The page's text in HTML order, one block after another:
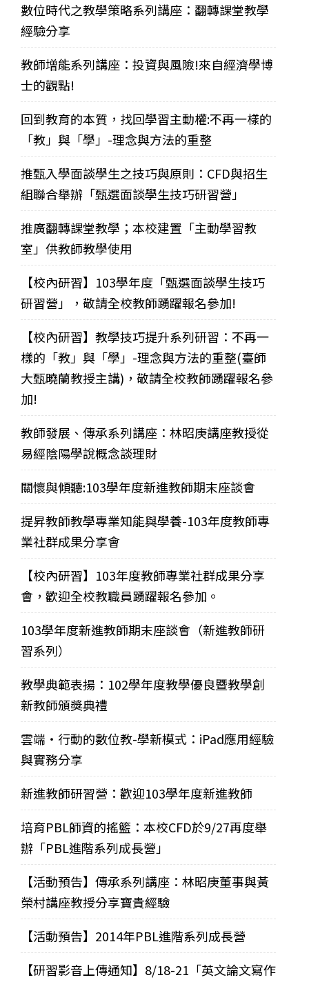
數位時代之教學策略系列講座：翻轉課堂教學
經驗分享
教師增能系列講座：投資與風險!來自經濟學博
士的觀點!
回到教育的本質，找回學習主動權:不再一樣的
「教」與「學」-理念與方法的重整
推甄入學面談學生之技巧與原則：CFD與招生
組聯合舉辦「甄選面談學生技巧研習營」
推廣翻轉課堂教學；本校建置「主動學習教
室」供教師教學使用
【校內研習】103學年度「甄選面談學生技巧
研習營」，敬請全校教師踴躍報名參加!
【校內研習】教學技巧提升系列研習：不再一
樣的「教」與「學」-理念與方法的重整(臺師
大甄曉蘭教授主講)，敬請全校教師踴躍報名參
加!
教師發展、傳承系列講座：林昭庚講座教授從
易經陰陽學說概念談理財
關懷與傾聽:103學年度新進教師期末座談會
提昇教師教學專業知能與學養-103年度教師專
業社群成果分享會
【校內研習】103年度教師專業社群成果分享
會，歡迎全校教職員踴躍報名參加。
103學年度新進教師期末座談會（新進教師研
習系列）
教學典範表揚：102學年度教學優良暨教學創
新教師頒獎典禮
雲端‧行動的數位教-學新模式：iPad應用經驗
與實務分享
新進教師研習營：歡迎103學年度新進教師
培育PBL師資的搖籃：本校CFD於9/27再度舉
辦「PBL進階系列成長營」
【活動預告】傳承系列講座：林昭庚董事與黃
榮村講座教授分享寶貴經驗
【活動預告】2014年PBL進階系列成長營
【研習影音上傳通知】8/18-21「英文論文寫作